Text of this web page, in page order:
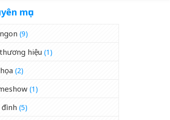
mục
(9)
hiệu (1)
(2)
(1)
đình (5)